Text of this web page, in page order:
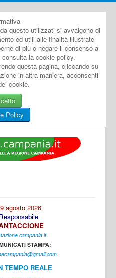
questo utilizzati si avvalgono di
ed utili alle finalità illustrate
di più o negare il consenso a
la cookie policy.
questa pagina, cliccando su
in altra maniera, acconsenti
cookie.
Policy
agosto 2026
STAMPA:
TEMPO REALE